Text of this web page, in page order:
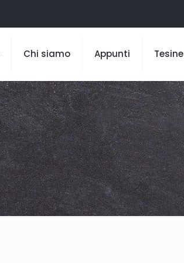
Chi siamo Appunti Tesine